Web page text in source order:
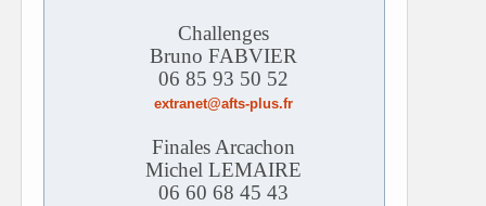
Challenges
Bruno FABVIER
06 85 93 50 52
extranet@afts-plus.fr
Finales Arcachon
Michel LEMAIRE
06 60 68 45 43